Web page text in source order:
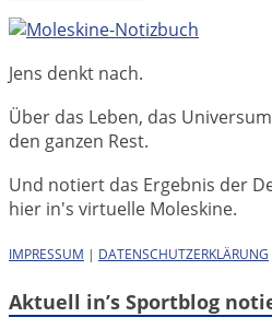
Jens denkt nach.
Über das Leben, das
den ganzen Rest.
Und notiert das Ergebnis der
hier in's virtuelle Moleskine.
IMPRESSUM | DATENSCHUTZERKLÄRUNG
Aktuell in’s Sportblog